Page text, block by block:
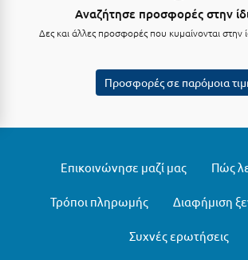
Μαραθώνας Αττικής
Αναζήτησε προσφορές στην
Δες και άλλες προσφορές που κυμαίνονται στην
Προσφορές σε παρόμοια
Επικοινώνησε μαζί μας Πώς
Τρόποι πληρωμής Διαφήμιση
Συχνές ερωτήσεις